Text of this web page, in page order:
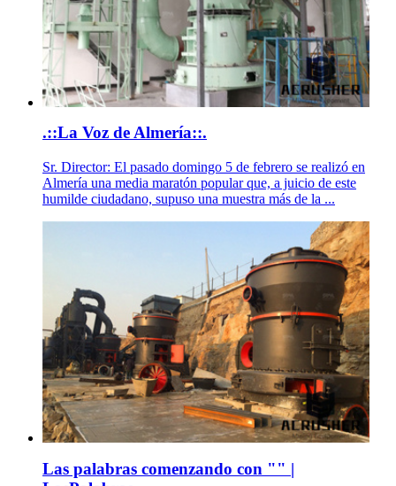
.::La Voz de Almería::.
Sr. Director: El pasado domingo 5 de febrero se realizó en
Almería una media maratón popular que, a juicio de este
humilde ciudadano, supuso una muestra más de la ...
Las palabras comenzando con "" |